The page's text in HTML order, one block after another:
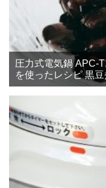
圧力式電気鍋 APC-
を使ったレシピ 黒